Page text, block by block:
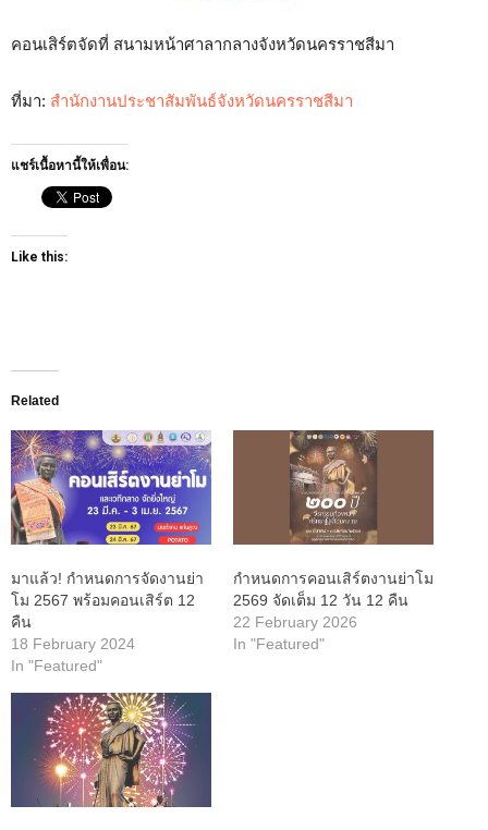
คอนเสิร์ตจัดที่ สนามหน้าศาลากลางจังหวัดนครราชสีมา
ที่มา: สำนักงานประชาสัมพันธ์จังหวัดนครราชสีมา
แชร์เนื้อหานี้ให้เพื่อน:
Like this:
Related
มาแล้ว! กำหนดการจัดงานย่า
โม 2567 พร้อมคอนเสิร์ต 12
คืน
18 February 2024
In "Featured"
กำหนดการคอนเสิร์ตงานย่าโม
2569 จัดเต็ม 12 วัน 12 คืน
22 February 2026
In "Featured"